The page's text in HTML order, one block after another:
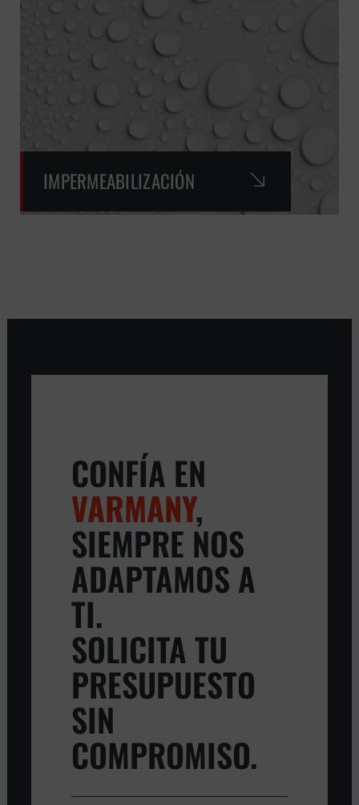
IMPERMEABILIZACIÓN
CONFÍA EN
VARMANY,
SIEMPRE NOS
ADAPTAMOS A
TI.
SOLICITA TU
PRESUPUESTO
SIN
COMPROMISO.